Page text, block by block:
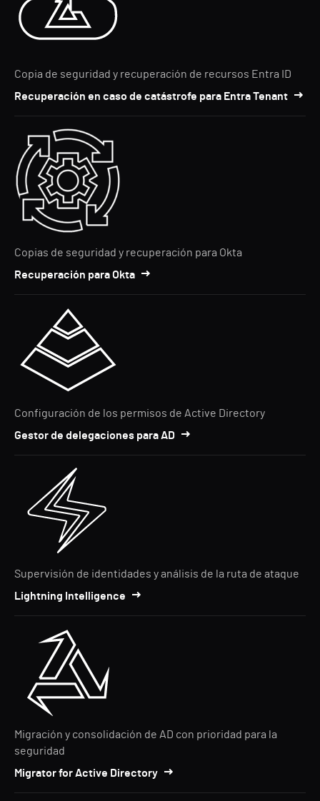
Copia de seguridad y recuperación de recursos Entra ID
Recuperación en caso de catástrofe para Entra Tenant
Copias de seguridad y recuperación para Okta
Recuperación para Okta
Configuración de los permisos de Active Directory
Gestor de delegaciones para AD
Supervisión de identidades y análisis de la ruta de ataque
Lightning Intelligence
Migración y consolidación de AD con prioridad para la
seguridad
Migrator for Active Directory